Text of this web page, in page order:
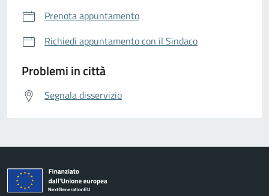
Prenota appuntamento
Richiedi appuntamento con il Sindaco
Problemi in città
Segnala disservizio